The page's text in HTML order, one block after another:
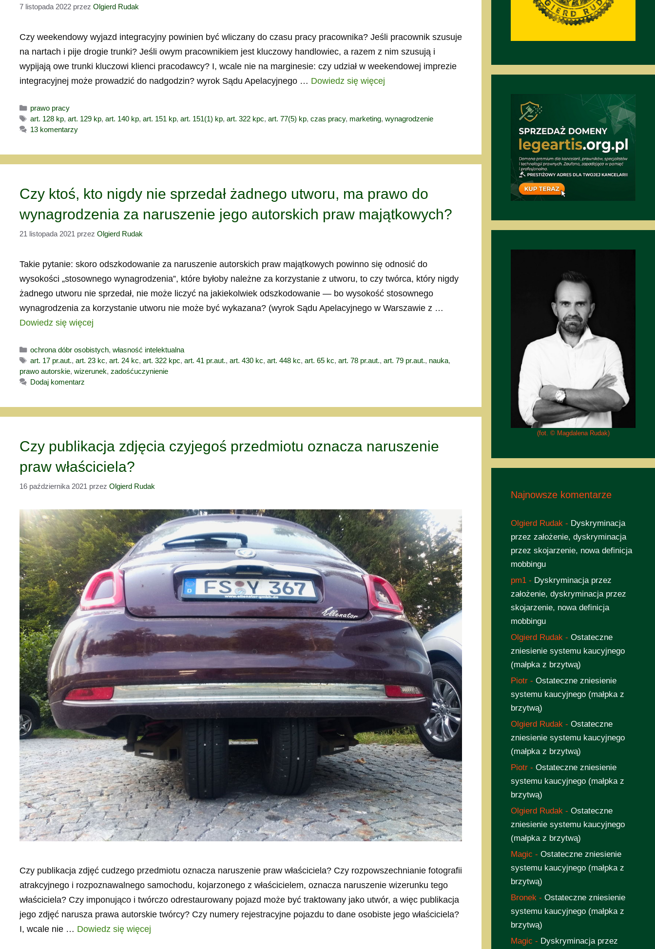
7 listopada 2022 przez Olgierd Rudak
Czy weekendowy wyjazd integracyjny powinien być wliczany do czasu pracy pracownika? Jeśli pracownik szusuje
na nartach i pije drogie trunki? Jeśli owym pracownikiem jest kluczowy handlowiec, a razem z nim szusują i
wypijają owe trunki kluczowi klienci pracodawcy? I, wcale nie na marginesie: czy udział w weekendowej imprezie
integracyjnej może prowadzić do nadgodzin? wyrok Sądu Apelacyjnego … Dowiedz się więcej
Kategorie
prawo pracy
Tagi
art. 128 kp,art. 129 kp,art. 140 kp,art. 151 kp,art. 151(1) kp,art. 322 kpc,art. 77(5) kp,czas pracy, marketing,wynagrodzenie
13 komentarzy
Czy ktoś, kto nigdy nie sprzedał żadnego utworu, ma prawo do
wynagrodzenia za naruszenie jego autorskich praw majątkowych?
21 listopada 2021 przez Olgierd Rudak
Takie pytanie: skoro odszkodowanie za naruszenie autorskich praw majątkowych powinno się odnosić do
wysokości „stosownego wynagrodzenia”, które byłoby należne za korzystanie z utworu, to czy twórca, który nigdy
żadnego utworu nie sprzedał, nie może liczyć na jakiekolwiek odszkodowanie — bo wysokość stosownego
wynagrodzenia za korzystanie utworu nie może być wykazana? (wyrok Sądu Apelacyjnego w Warszawie z …
Dowiedz się więcej
Kategorie
ochrona dóbr osobistych,własność intelektualna
Tagi
art. 17 pr.aut.,art. 23 kc,art. 24 kc,art. 322 kpc,art. 41 pr.aut.,art. 430 kc,art. 448 kc,art. 65 kc,art. 78 pr.aut.,art. 79 pr.aut., nauka,
prawo autorskie, wizerunek, zadośćuczynienie
Dodaj komentarz
Czy publikacja zdjęcia czyjegoś przedmiotu oznacza naruszenie
praw właściciela?
16 października 2021 przez Olgierd Rudak
Czy publikacja zdjęć cudzego przedmiotu oznacza naruszenie praw właściciela? Czy rozpowszechnianie fotografii
atrakcyjnego i rozpoznawalnego samochodu, kojarzonego z właścicielem, oznacza naruszenie wizerunku tego
właściciela? Czy imponująco i twórczo odrestaurowany pojazd może być traktowany jako utwór, a więc publikacja
jego zdjęć narusza prawa autorskie twórcy? Czy numery rejestracyjne pojazdu to dane osobiste jego właściciela?
I, wcale nie … Dowiedz się więcej
(fot. © Magdalena Rudak)
Najnowsze komentarze
Olgierd Rudak - Dyskryminacja
przez założenie, dyskryminacja
przez skojarzenie, nowa definicja
mobbingu
pm1 - Dyskryminacja przez
założenie, dyskryminacja przez
skojarzenie, nowa definicja
mobbingu
Olgierd Rudak - Ostateczne
zniesienie systemu kaucyjnego
(małpka z brzytwą)
Piotr - Ostateczne zniesienie
systemu kaucyjnego (małpka z
brzytwą)
Olgierd Rudak - Ostateczne
zniesienie systemu kaucyjnego
(małpka z brzytwą)
Piotr - Ostateczne zniesienie
systemu kaucyjnego (małpka z
brzytwą)
Olgierd Rudak - Ostateczne
zniesienie systemu kaucyjnego
(małpka z brzytwą)
Magic - Ostateczne zniesienie
systemu kaucyjnego (małpka z
brzytwą)
Bronek - Ostateczne zniesienie
systemu kaucyjnego (małpka z
brzytwą)
Magic - Dyskryminacja przez